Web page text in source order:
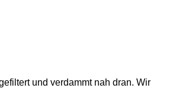
und verdammt nah dran. Wir